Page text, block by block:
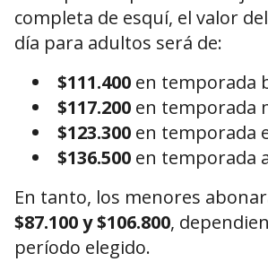
completa de esquí, el valor
día para adultos será de:
$111.400 en temporada
$117.200 en temporada
$123.300 en temporada
$136.500 en temporada
En tanto, los menores
$87.100 y $106.800,
período elegido.